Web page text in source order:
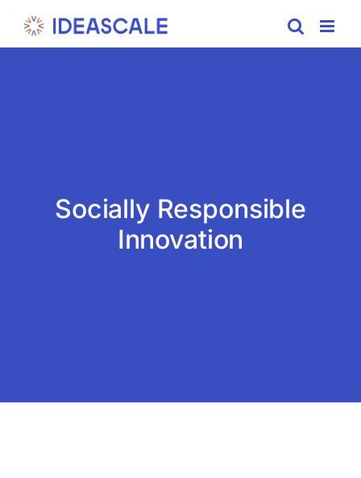
Socially Responsible
Innovation